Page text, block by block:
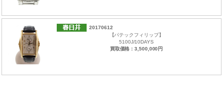
20170612
【パテックフィリップ】
5100J/10DAYS
買取価格：3,500,000円